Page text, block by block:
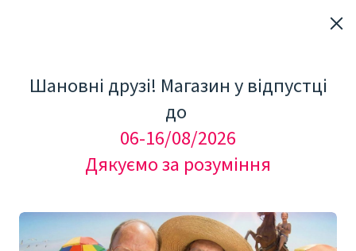
КОСМЕТОЛОГІЧНЕ ОБЛАДНАННЯ
Шановні друзі! Магазин у відпустці
до
06-16/08/2026
Дякуємо за розуміння